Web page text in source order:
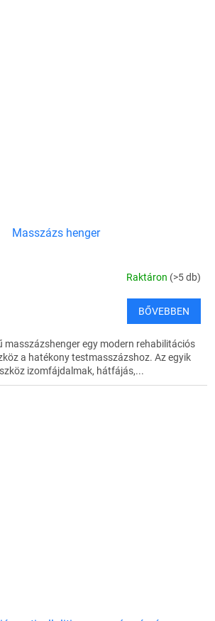
Masszázs henger
Raktáron (>5 db)
BŐVEBBEN
masszázshenger egy modern rehabilitációs
a hatékony testmasszázshoz. Az egyik
izomfájdalmak, hátfájás,...